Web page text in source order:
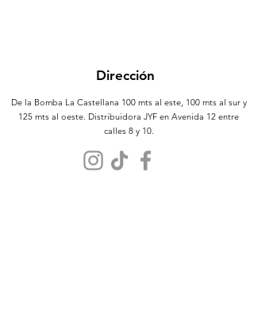
Dirección
De la Bomba La Castellana 100 mts al este, 100 mts al sur y
125 mts al oeste. Distribuidora JYF en Avenida 12 entre
calles 8 y 10.